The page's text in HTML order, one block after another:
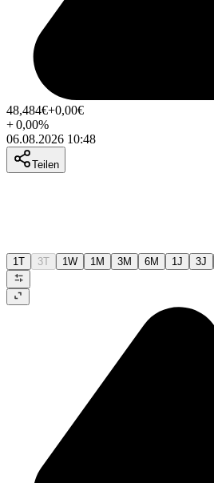
48,484€+0,00€
+0,00%
06.08.2026 10:48
Teilen
1T 3T 1W 1M 3M 6M 1J 3J